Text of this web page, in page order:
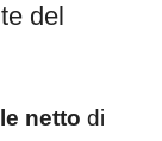
del
netto di